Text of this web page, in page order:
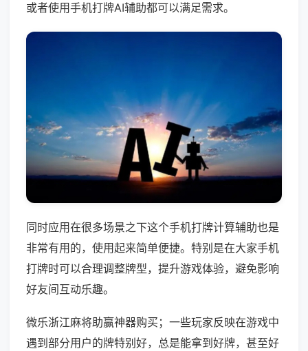
或者使用手机打牌AI辅助都可以满足需求。
同时应用在很多场景之下这个手机打牌计算辅助也是
非常有用的，使用起来简单便捷。特别是在大家手机
打牌时可以合理调整牌型，提升游戏体验，避免影响
好友间互动乐趣。
微乐浙江麻将助赢神器购买；一些玩家反映在游戏中
遇到部分用户的牌特别好，总是能拿到好牌，甚至好